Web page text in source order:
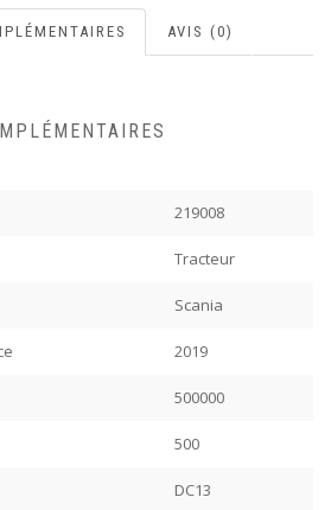
AVIS (0)
219008
Tracteur
Scania
2019
500000
500
DC13